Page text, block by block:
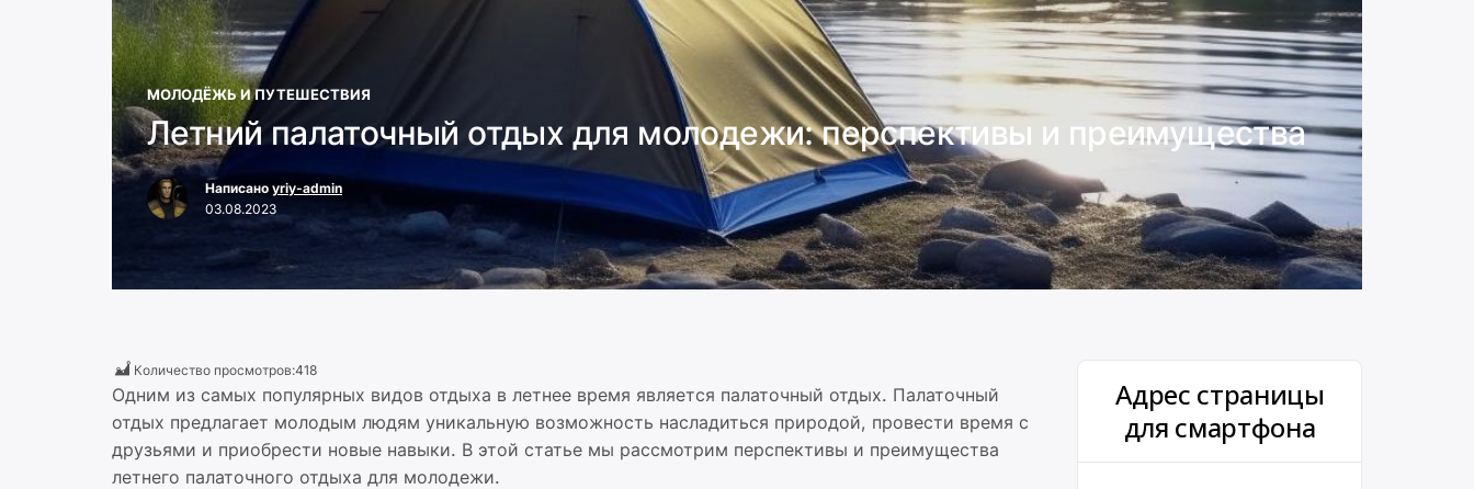
МОЛОДЁЖЬ И ПУТЕШЕСТВИЯ
Летний палаточный отдых для молодежи: перспективы и преимущества
Написано yriy-admin
03.08.2023
Количество просмотров:418
Одним из самых популярных видов отдыха в летнее время является палаточный отдых. Палаточный
отдых предлагает молодым людям уникальную возможность насладиться природой, провести время с
друзьями и приобрести новые навыки. В этой статье мы рассмотрим перспективы и преимущества
летнего палаточного отдыха для молодежи.
Адрес страницы
для смартфона